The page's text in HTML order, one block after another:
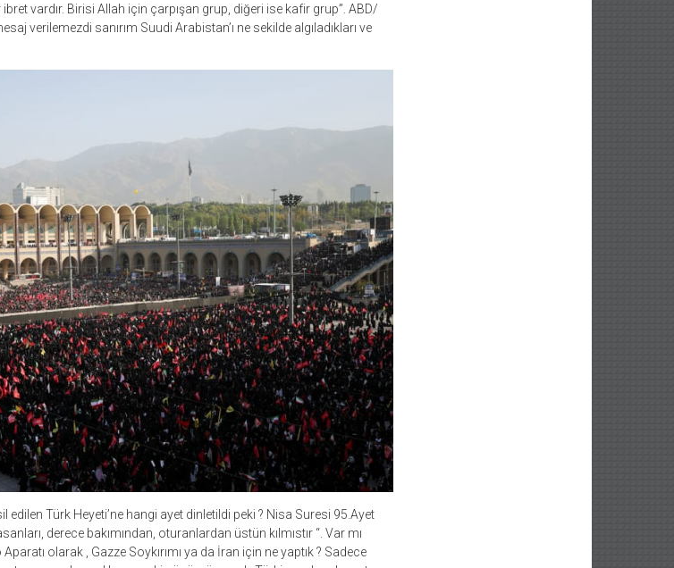
vardır. Birisi Allah için çarpışan grup, diğeri ise kafir grup”. ABD/
verilemezdi sanırım Suudi Arabistan’ı ne sekilde algıladıkları ve
edilen Türk Heyeti’ne hangi ayet dinletildi peki ? Nisa Suresi 95.Ayet
derece bakımından, oturanlardan üstün kılmıstır “. Var mı
olarak , Gazze Soykırımı ya da İran için ne yaptık ? Sadece